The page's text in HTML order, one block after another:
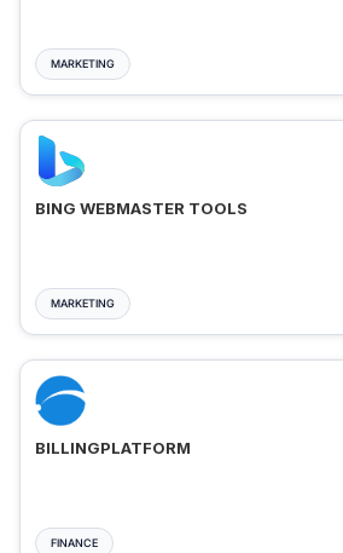
MARKETING
BING WEBMASTER TOOLS
MARKETING
BILLINGPLATFORM
FINANCE